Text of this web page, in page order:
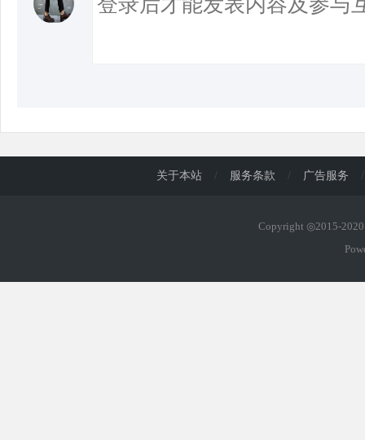
关于本站 / 服务条款 / 广告服务 /
Copyright ◎2015-